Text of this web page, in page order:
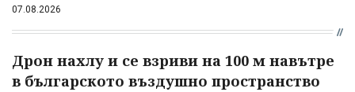
07.08.2026
Дрон нахлу и се взриви на 100 м навътре
в българското въздушно пространство